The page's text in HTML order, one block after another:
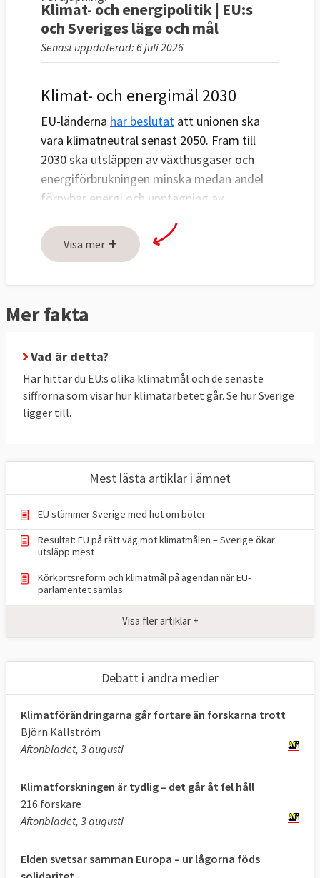
Klimat- och energipolitik | EU:s
och Sveriges läge och mål
Senast uppdaterad: 6 juli 2026
Klimat- och energimål 2030
EU-länderna har beslutat att unionen ska
vara klimatneutral senast 2050. Fram till
2030 ska utsläppen av växthusgaser och
energiförbrukningen minska medan andel
förnybar energi och upptagning av
nedan.
Utsläppen ska minska genom tre åtgärder:
handel med utsläppsrätter inom EU (ETS),
nationella åtgärder för att minska utsläppen
(ESR) och ökat upptag av växthusgaser i
Utsläppsminskningar genom handel med
utsläppsrätter (ETS) är gemensamma för
EU, här finns inga nationella mål för
LULUCF-målet. Sverige har bundit sig att
halvera sina nationella utsläpp till 2030 (ESR)
och öka upptaget av växthusgaser i skog
och mark (LULUCF).
TABELL 1.
Klimat och
Läge i EU
2024
Mål 2030
jmf. 1990 (ETS +
ESR)
Upptag av
198
310
Andelen förnybar
energi
Energianvändning
900 Mtoe***,
Max
Visa mer +
Mer fakta
Vad är detta?
Här hittar du EU:s olika klimatmål och de senaste
siffrorna som visar hur klimatarbetet går. Se hur Sverige
ligger till.
Mest lästa artiklar i ämnet
EU stämmer Sverige med hot om böter
Resultat: EU på rätt väg mot klimatmålen – Sverige ökar
utsläpp mest
Körkortsreform och klimatmål på agendan när EU-
parlamentet samlas
Visa fler artiklar +
Debatt i andra medier
Klimatförändringarna går fortare än forskarna trott
Björn Källström
Aftonbladet, 3 augusti
Klimatforskningen är tydlig – det går åt fel håll
216 forskare
Aftonbladet, 3 augusti
Elden svetsar samman Europa – ur lågorna föds